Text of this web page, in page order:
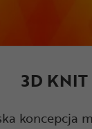
3D KNIT
koncepcja